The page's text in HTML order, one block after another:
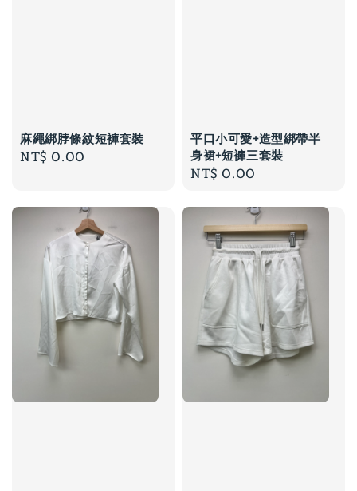
麻繩綁脖條紋短褲套裝
Regular
NT$ 0.00
平口小可愛+造型綁帶半
身裙+短褲三套裝
Regular
NT$ 0.00